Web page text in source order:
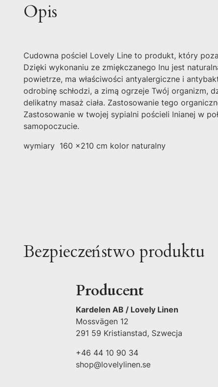
Opis
Cudowna pościel Lovely Line to produkt, który
Dzięki wykonaniu ze zmiękczanego lnu jest
powietrze, ma właściwości antyalergiczne i
odrobinę schłodzi, a zimą ogrzeje Twój organizm,
delikatny masaż ciała. Zastosowanie tego
Zastosowanie w twojej sypialni pościeli lnianej w
samopoczucie.
wymiary 160 x210 cm kolor naturalny
Bezpieczeństwo produktu
Producent
Kardelen AB / Lovely Linen
Mossvägen 12
291 59 Kristianstad, Szwecja
+46 44 10 90 34
shop@lovelylinen.se